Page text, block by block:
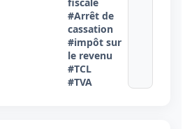
#Arrêt de
cassation
#impôt sur
le revenu
#TCL
#TVA